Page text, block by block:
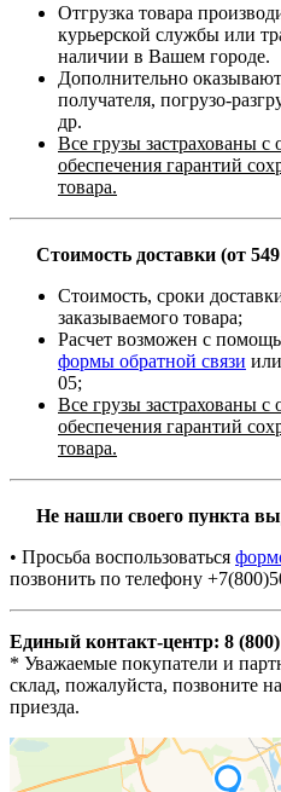
Отгрузка товара
курьерской службы или
наличии в Вашем городе.
Дополнительно
получателя, погрузо-
др.
Все грузы застрахованы
обеспечения гарантий
товара.
Стоимость доставки (от
Стоимость, сроки
заказываемого товара;
Расчет возможен с
формы обратной связи
05;
Все грузы застрахованы
обеспечения гарантий
товара.
Не нашли своего пункта
• Просьба воспользоваться
позвонить по телефону
Единый контакт-центр: 8 (800)
* Уважаемые покупатели и
склад, пожалуйста, позвоните
приезда.